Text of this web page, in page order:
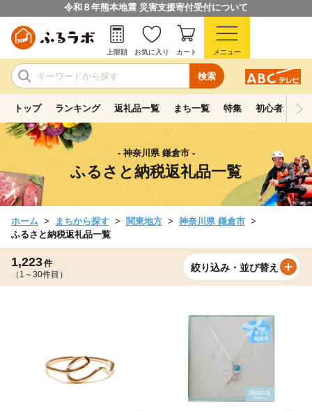
令和８年熊本地震 災害支援寄付受付について
検索
上限額 お気に入り カート メニュー
トップ ランキング 返礼品一覧 まち一覧 特集 初心者ガイド
- 神奈川県 鎌倉市 -
ふるさと納税返礼品一覧
ホーム まちから探す 関東地方
神奈川県 鎌倉市
ふるさと納税返礼品一覧
1,223件
（1～30件目）
絞り込み・並び替え